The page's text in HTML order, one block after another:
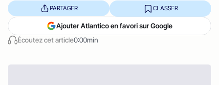
Écoutez cet article0:00min
PARTAGER CLASSER
Ajouter Atlantico en favori sur Google